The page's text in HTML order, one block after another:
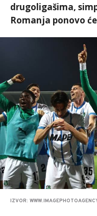
drugoligašima,
Romanja ponovo
IZVOR: